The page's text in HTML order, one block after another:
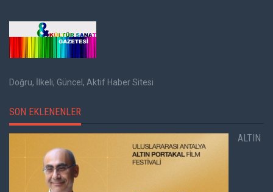
Doğru, İlkeli, Güncel, Aktif Haber Sitesi
SON EKLENENLER
ALTIN